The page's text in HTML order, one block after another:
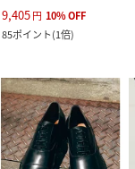
9,405円 10%OFF
85ポイント(1倍)